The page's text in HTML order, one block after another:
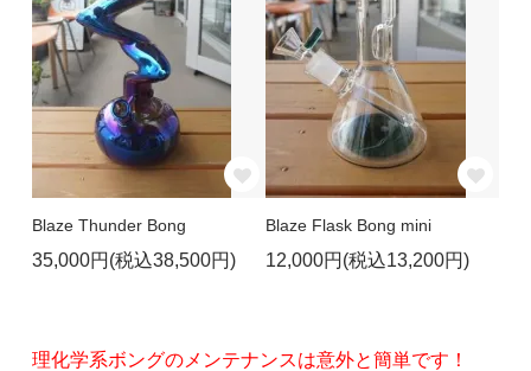
Blaze Thunder Bong
35,000円(税込38,500円)
Blaze Flask Bong mini
12,000円(税込13,200円)
理化学系ボングのメンテナンスは意外と簡単です！